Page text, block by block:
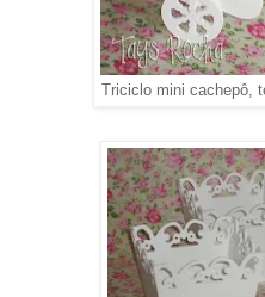
Triciclo mini cachepô,